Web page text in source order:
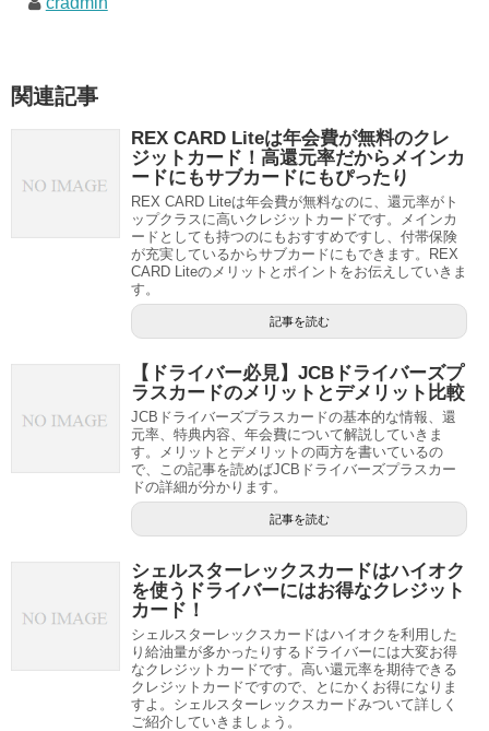
関連記事
REX CARD Liteは年会費が無料のクレ
ジットカード！高還元率だからメインカ
ードにもサブカードにもぴったり
REX CARD Liteは年会費が無料なのに、還元率がト
ップクラスに高いクレジットカードです。メインカ
ードとしても持つのにもおすすめですし、付帯保険
が充実しているからサブカードにもできます。REX
CARD Liteのメリットとポイントをお伝えしていきま
す。
記事を読む
【ドライバー必見】JCBドライバーズプ
ラスカードのメリットとデメリット比較
JCBドライバーズプラスカードの基本的な情報、還
元率、特典内容、年会費について解説していきま
す。メリットとデメリットの両方を書いているの
で、この記事を読めばJCBドライバーズプラスカー
ドの詳細が分かります。
記事を読む
シェルスターレックスカードはハイオク
を使うドライバーにはお得なクレジット
カード！
シェルスターレックスカードはハイオクを利用した
り給油量が多かったりするドライバーには大変お得
なクレジットカードです。高い還元率を期待できる
クレジットカードですので、とにかくお得になりま
すよ。シェルスターレックスカードみついて詳しく
ご紹介していきましょう。